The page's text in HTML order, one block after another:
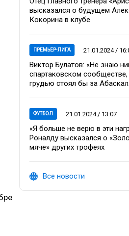
высказался о будущем
Кокорина в клубе
ПРЕМЬЕР-ЛИГА 21.01.2024 /
Виктор Булатов: «Не знаю
спартаковском сообществе,
грудью стоял бы за
ФУТБОЛ 21.01.2024 / 13:07
«Я больше не верю в эти
Роналду высказался о
мяче» других трофеях
Все новости